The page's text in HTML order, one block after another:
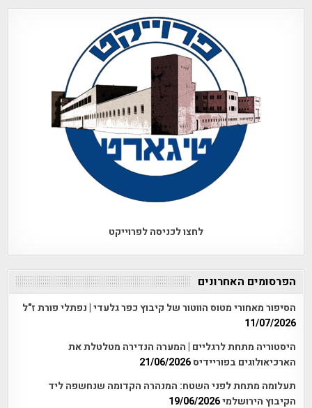
לחצו לכניסה לפרוייקט
הפרסומים האחרונים
הסיפור מאחורי מטוס הווטור של קיבוץ כפר גלעדי | נפתלי פורת ז"ל
11/07/2026
היסטוריה מתחת לרגליים | המערה הנדירה מטלטלת את
הארכיאולוגים בפוריידיס21/06/2026
תעלומה מתחת לפני השטח: המנהרה הקדומה שנחשפה ליד
הקיבוץ הירושלמי19/06/2026